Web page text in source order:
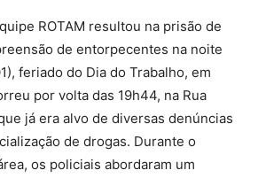
ROTAM resultou na prisão de
de entorpecentes na noite
feriado do Dia do Trabalho, em
por volta das 19h44, na Rua
já era alvo de diversas denúncias
de drogas. Durante o
os policiais abordaram um